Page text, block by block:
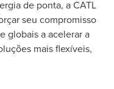
de ponta, a CATL
seu compromisso
globais a acelerar a
mais flexíveis,